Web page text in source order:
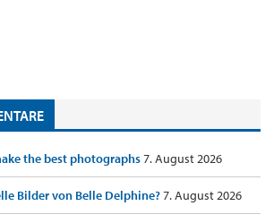
the best photographs7. August 2026
Bilder von Belle Delphine?7. August 2026